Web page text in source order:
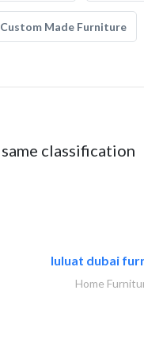
Custom Made Furniture
classification
luluat dubai
Home